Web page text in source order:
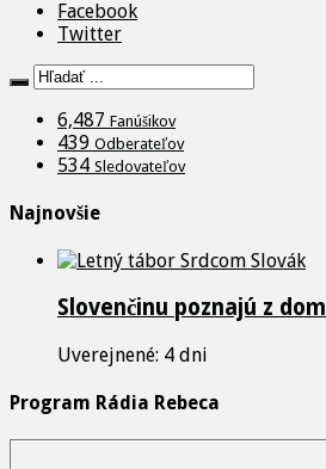
Facebook
Twitter
6,487 Fanúšikov
439 Odberateľov
534 Sledovateľov
Najnovšie
Slovenčinu poznajú z
Uverejnené: 4 dni
Program Rádia Rebeca